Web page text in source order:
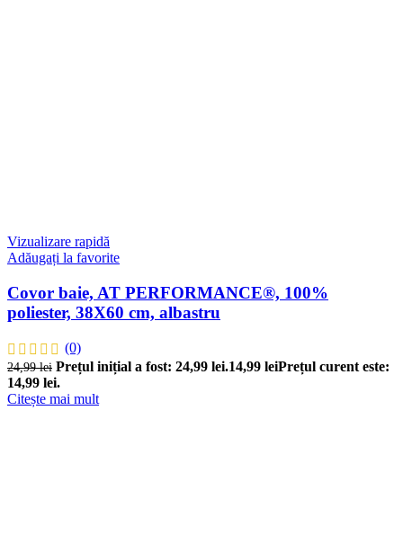
Vizualizare rapidă
Adăugați la favorite
Covor baie, AT PERFORMANCE®, 100%
poliester, 38X60 cm, albastru
(0)
24,99lei Prețul inițial a fost: 24,99 lei.14,99 leiPrețul curent este:
14,99 lei.
Citește mai mult